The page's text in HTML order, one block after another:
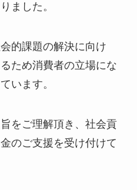
ました。
的課題の解決に向け
ため消費者の立場にな
います。
をご理解頂き、社会貢
のご支援を受け付けて